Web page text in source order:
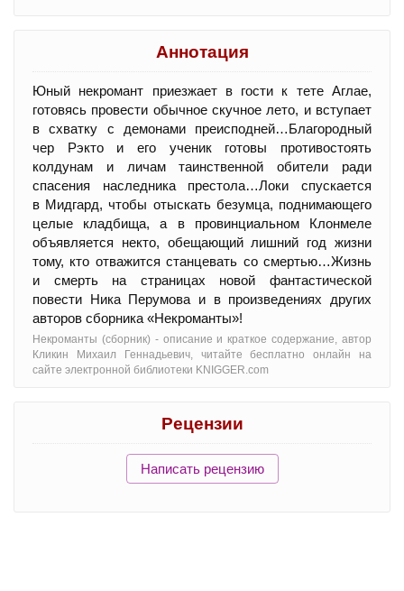
Аннотация
Юный некромант приезжает в гости к тете Аглае,
готовясь провести обычное скучное лето, и вступает
в схватку с демонами преисподней…Благородный
чер Рэкто и его ученик готовы противостоять
колдунам и личам таинственной обители ради
спасения наследника престола…Локи спускается
в Мидгард, чтобы отыскать безумца, поднимающего
целые кладбища, а в провинциальном Клонмеле
объявляется некто, обещающий лишний год жизни
тому, кто отважится станцевать со смертью…Жизнь
и смерть на страницах новой фантастической
повести Ника Перумова и в произведениях других
авторов сборника «Некроманты»!
Некроманты (сборник) - oписание и краткое содержание, автор
Кликин Михаил Геннадьевич, читайте бесплатно онлайн на
сайте электронной библиотеки KNIGGER.com
Рецензии
Написать рецензию